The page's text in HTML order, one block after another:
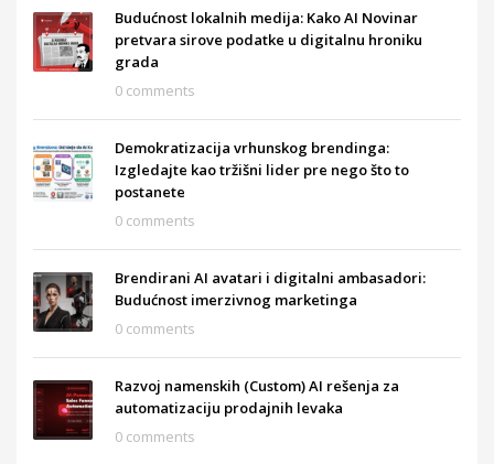
Budućnost lokalnih medija: Kako AI Novinar
pretvara sirove podatke u digitalnu hroniku
grada
0 comments
Demokratizacija vrhunskog brendinga:
Izgledajte kao tržišni lider pre nego što to
postanete
0 comments
Brendirani AI avatari i digitalni ambasadori:
Budućnost imerzivnog marketinga
0 comments
Razvoj namenskih (Custom) AI rešenja za
automatizaciju prodajnih levaka
0 comments